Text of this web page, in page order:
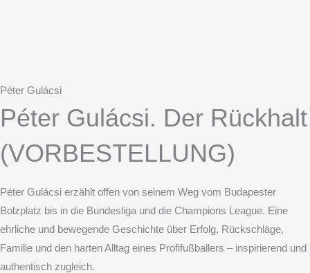
Péter Gulácsi
Péter Gulácsi. Der Rückhalt
(VORBESTELLUNG)
Péter Gulácsi erzählt offen von seinem Weg vom Budapester
Bolzplatz bis in die Bundesliga und die Champions League. Eine
ehrliche und bewegende Geschichte über Erfolg, Rückschläge,
Familie und den harten Alltag eines Profifußballers – inspirierend und
authentisch zugleich.